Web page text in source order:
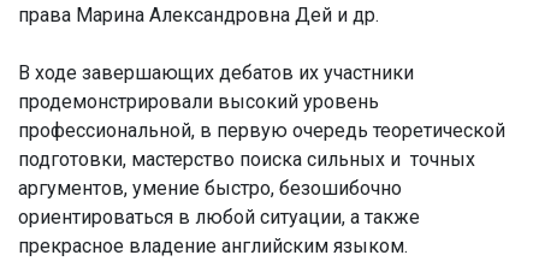
права Марина Александровна Дей и др.
В ходе завершающих дебатов их участники
продемонстрировали высокий уровень
профессиональной, в первую очередь теоретической
подготовки, мастерство поиска сильных и точных
аргументов, умение быстро, безошибочно
ориентироваться в любой ситуации, а также
прекрасное владение английским языком.